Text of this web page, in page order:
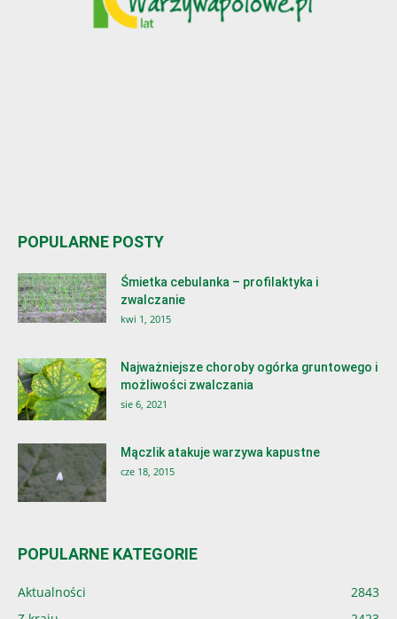
POPULARNE POSTY
Śmietka cebulanka – profilaktyka i
zwalczanie
kwi 1, 2015
Najważniejsze choroby ogórka gruntowego i
możliwości zwalczania
sie 6, 2021
Mączlik atakuje warzywa kapustne
cze 18, 2015
POPULARNE KATEGORIE
Aktualności
2843